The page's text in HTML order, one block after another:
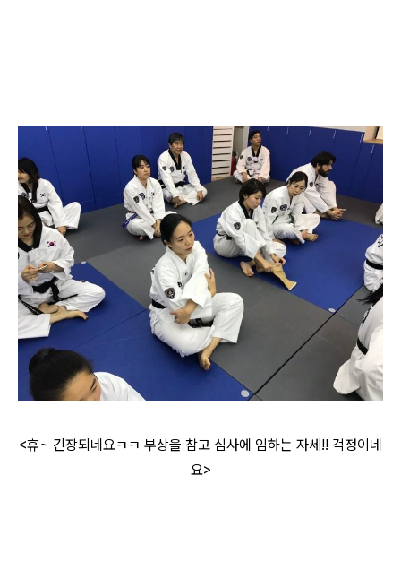
<휴~ 긴장되네요ㅋㅋ 부상을 참고 심사에 임하는 자세!! 걱정이네
요>